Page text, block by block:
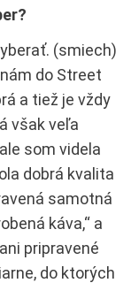
(smiech)
do Street
a tiež je vždy
však veľa
som videla
dobrá kvalita
samotná
káva,“ a
pripravené
do ktorých